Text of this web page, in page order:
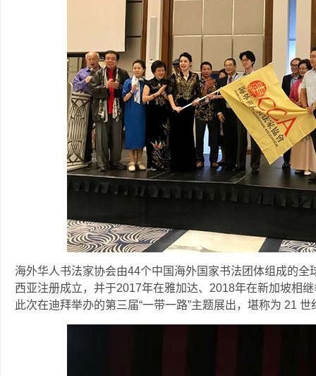
海外华人书法家协会由44个中国海外国家书法团体组成的
西亚注册成立，并于2017年在雅加达、2018年在新加坡相
此次在迪拜举办的第三届“一带一路”主题展出，堪称为 21